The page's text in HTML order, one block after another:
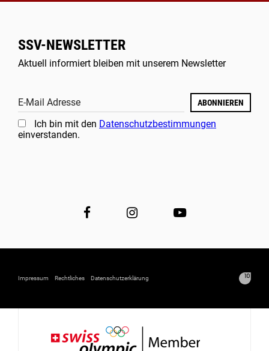
SSV-NEWSLETTER
Aktuell informiert bleiben mit unserem Newsletter
E-Mail Adresse ABONNIEREN
Ich bin mit den Datenschutzbestimmungen
einverstanden.
Impressum Rechtliches Datenschutzerklärung